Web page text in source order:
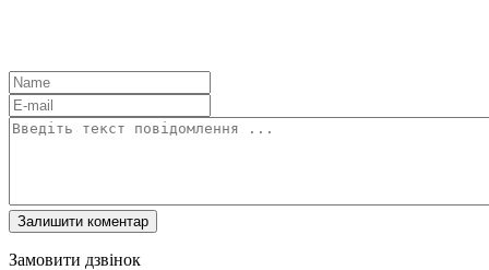
Замовити дзвінок